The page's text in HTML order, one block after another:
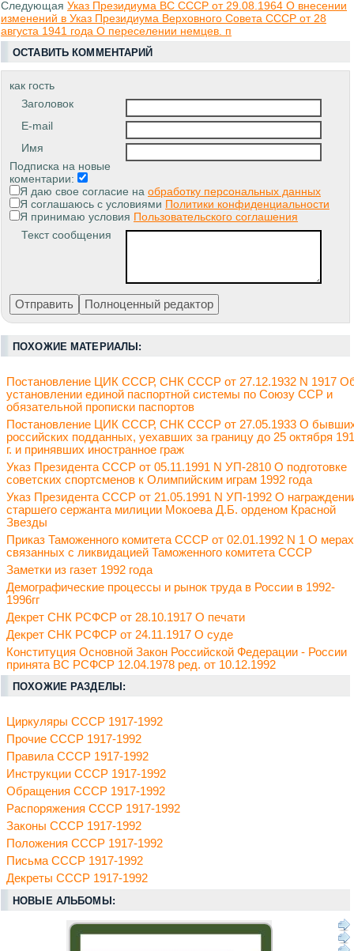
Следующая Указ Президиума ВС СССР от 29.08.1964 О внесении
изменений в Указ Президиума Верховного Совета СССР от 28
августа 1941 года О переселении немцев. п
ОСТАВИТЬ КОММЕНТАРИЙ
как гость
Заголовок
E-mail
Имя
Подписка на новые
коментарии:
Я даю свое согласие на обработку персональных данных
Я соглашаюсь с условиями Политики конфиденциальности
Я принимаю условия Пользовательского соглашения
Текст сообщения
ПОХОЖИЕ МАТЕРИАЛЫ:
Постановление ЦИК СССР, СНК СССР от 27.12.1932 N 1917
установлении единой паспортной системы по Союзу ССР и
обязательной прописки паспортов
Постановление ЦИК СССР, СНК СССР от 27.05.1933 О
российских подданных, уехавших за границу до 25 октября
г. и принявших иностранное граж
Указ Президента СССР от 05.11.1991 N УП-2810 О подготовке
советских спортсменов к Олимпийским играм 1992 года
Указ Президента СССР от 21.05.1991 N УП-1992 О
старшего сержанта милиции Мокоева Д.Б. орденом Красной
Звезды
Приказ Таможенного комитета СССР от 02.01.1992 N 1 О
связанных с ликвидацией Таможенного комитета СССР
Заметки из газет 1992 года
Демографические процессы и рынок труда в России в 1992-
1996гг
Декрет СНК РСФСР от 28.10.1917 О печати
Декрет СНК РСФСР от 24.11.1917 О суде
Конституция Основной Закон Российской Федерации - России
принята ВС РСФСР 12.04.1978 ред. от 10.12.1992
ПОХОЖИЕ РАЗДЕЛЫ:
Циркуляры СССР 1917-1992
Прочие СССР 1917-1992
Правила СССР 1917-1992
Инструкции СССР 1917-1992
Обращения СССР 1917-1992
Распоряжения СССР 1917-1992
Законы СССР 1917-1992
Положения СССР 1917-1992
Письма СССР 1917-1992
Декреты СССР 1917-1992
НОВЫЕ АЛЬБОМЫ: